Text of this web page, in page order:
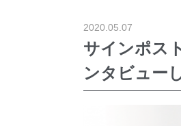
2020.05.07
サインポス
ンタビュー